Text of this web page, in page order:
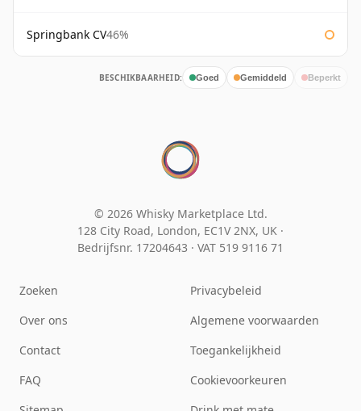
Springbank CV46%
BESCHIKBAARHEID: Goed Gemiddeld Beperkt
© 2026 Whisky Marketplace Ltd.
128 City Road, London, EC1V 2NX, UK ·
Bedrijfsnr. 17204643 · VAT 519 9116 71
Zoeken
Over ons
Contact
FAQ
Privacybeleid
Algemene voorwaarden
Toegankelijkheid
Cookievoorkeuren